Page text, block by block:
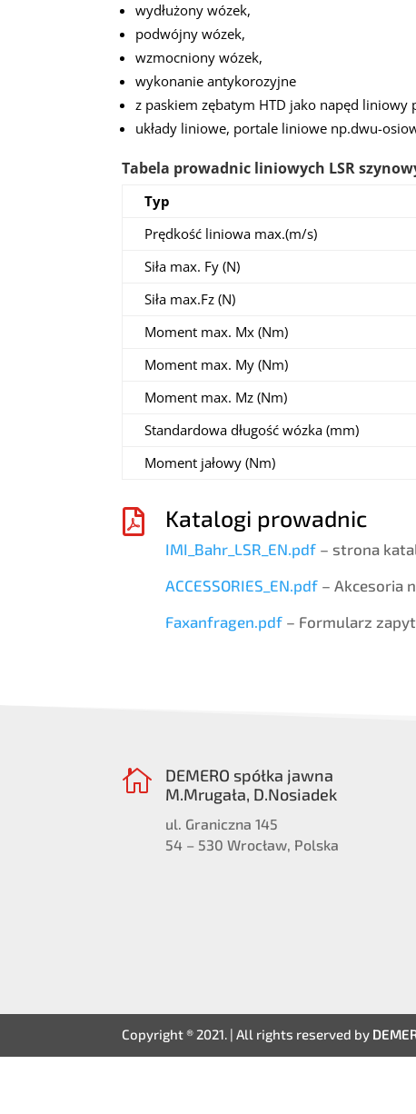
wydłużony wózek,
podwójny wózek,
wzmocniony wózek,
wykonanie antykorozyjne
z paskiem zębatym HTD jako napęd liniowy
układy liniowe, portale liniowe np.dwu-
Tabela prowadnic liniowych LSR
Typ
Prędkość liniowa max.(m/s)
Siła max. Fy (N)
Siła max.Fz (N)
Moment max. Mx (Nm)
Moment max. My (Nm)
Moment max. Mz (Nm)
Standardowa długość wózka (mm)
Moment jałowy (Nm)
 Katalogi prowadnic
IMI_Bahr_LSR_EN.pdf– strona
ACCESSORIES_EN.pdf– Akcesoria
Faxanfragen.pdf– Formularz

DEMERO spółka jawna
M.Mrugała, D.Nosiadek
ul. Graniczna 145
54 – 530 Wrocław, Polska
Copyright ® 2021. | All rights reserved by